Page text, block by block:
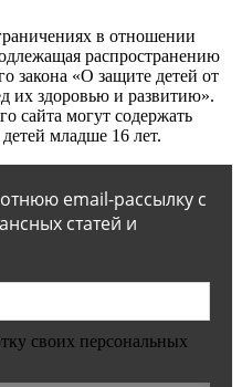
в отношении
распространению
закона «О защите детей от
их здоровью и развитию».
сайта могут содержать
младше 16 лет.
email-рассылку с
статей и
своих персональных